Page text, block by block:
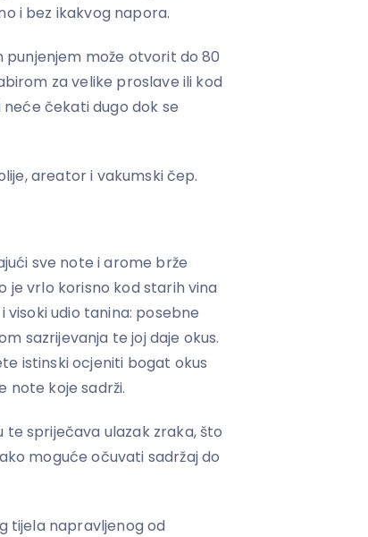
i bez ikakvog napora.
može otvorit do 80
za velike proslave ili kod
čekati dugo dok se
areator i vakumski čep.
sve note i arome brže
je vrlo korisno kod starih vina
visoki udio tanina: posebne
sazrijevanja te joj daje okus.
istinski ocjeniti bogat okus
note koje sadrži.
spriječava ulazak zraka, što
moguće očuvati sadržaj do
tijela napravljenog od